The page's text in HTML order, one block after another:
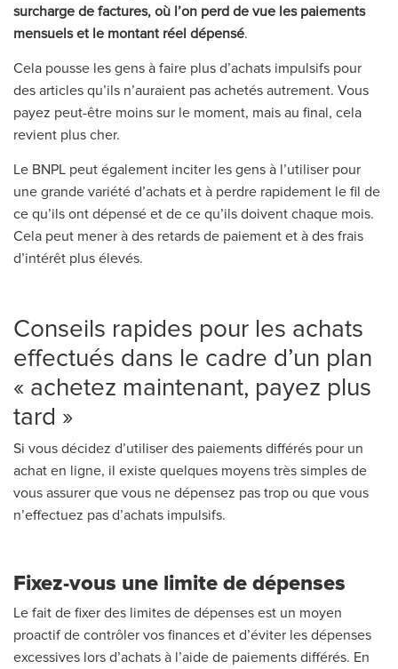
surcharge de factures, où l’on perd de vue les paiements
mensuels et le montant réel dépensé.
Cela pousse les gens à faire plus d’achats impulsifs pour
des articles qu’ils n’auraient pas achetés autrement. Vous
payez peut-être moins sur le moment, mais au final, cela
revient plus cher.
Le BNPL peut également inciter les gens à l’utiliser pour
une grande variété d’achats et à perdre rapidement le fil de
ce qu’ils ont dépensé et de ce qu’ils doivent chaque mois.
Cela peut mener à des retards de paiement et à des frais
d’intérêt plus élevés.
Conseils rapides pour les achats
effectués dans le cadre d’un plan
« achetez maintenant, payez plus
tard »
Si vous décidez d’utiliser des paiements différés pour un
achat en ligne, il existe quelques moyens très simples de
vous assurer que vous ne dépensez pas trop ou que vous
n’effectuez pas d’achats impulsifs.
Fixez-vous une limite de dépenses
Le fait de fixer des limites de dépenses est un moyen
proactif de contrôler vos finances et d’éviter les dépenses
excessives lors d’achats à l’aide de paiements différés. En